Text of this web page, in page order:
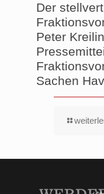
Der
Peter
Sachen